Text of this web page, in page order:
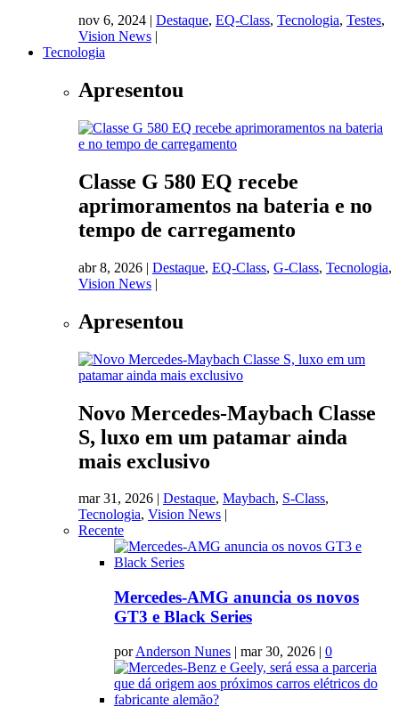
nov 6, 2024 | Destaque, EQ-Class, Tecnologia, Testes,
Vision News |
Tecnologia
Apresentou
Classe G 580 EQ recebe
aprimoramentos na bateria e no
tempo de carregamento
abr 8, 2026 | Destaque, EQ-Class, G-Class, Tecnologia,
Vision News |
Apresentou
Novo Mercedes-Maybach Classe
S, luxo em um patamar ainda
mais exclusivo
mar 31, 2026 | Destaque, Maybach, S-Class,
Tecnologia, Vision News |
Recente
Mercedes-AMG anuncia os novos
GT3 e Black Series
porAnderson Nunes | mar 30, 2026 | 0